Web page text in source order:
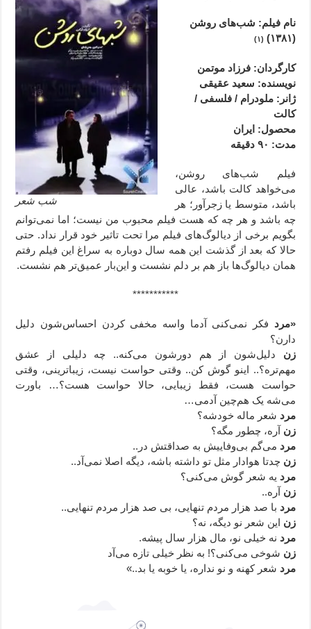
شب شعر
نام فیلم: شب‌های روشن
(۱۳۸۱)
(۱)
کارگردان: فرزاد موتمن
نویسنده: سعید عقیقی
ژانر: ملودرام / فلسفی /
کالت
محصول: ایران
مدت: ۹۰ دقیقه
فیلم شب‌های روشن،
می‌خواهد کالت باشد، عالی
باشد، متوسط یا زجرآور؛ هر
چه باشد و هر چه که هست فیلم محبوب من نیست؛ اما نمی‌توانم
بگویم برخی از دیالوگ‌های فیلم مرا تحت تاثیر خود قرار نداد. حتی
حالا که بعد از گذشت این همه سال دوباره به سراغ این فیلم رفتم
همان دیالوگ‌ها باز هم بر دلم نشست و این‌بار عمیق‌تر هم نشست.
***********
«مرد فکر نمی‌کنی آدما واسه مخفی کردن احساس‌شون دلیل
دارن؟
زن دلیل‌شون از هم دورشون می‌کنه.. چه دلیلی از عشق
مهم‌تره؟.. اینو گوش کن.. وقتی حواست نیست، زیباترینی، وقتی
حواست هست، فقط زیبایی، حالا حواست هست؟… باورت
می‌شه یک هم‌چین آدمی…
مرد شعر ماله خودشه؟
زن آره، چطور مگه؟
مرد می‌گم بی‌وفاییش به صداقتش در..
زن چدتا هوادار مثل تو داشته باشه، دیگه اصلا نمی‌آد..
مرد یه شعر گوش می‌کنی؟
زن آره..
مرد با صد هزار مردم تنهایی، بی صد هزار مردم تنهایی..
زن این شعر نو دیگه، نه؟
مرد نه خیلی نو، مال هزار سال پیشه.
زن شوخی می‌کنی؟! به نظر خیلی تازه می‌آد
مرد شعر کهنه و نو نداره، یا خوبه یا بد..»